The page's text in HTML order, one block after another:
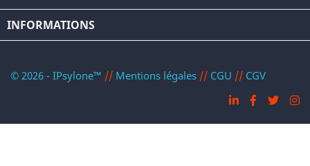
INFORMATIONS
© 2026 - IPsylone™ // Mentions légales // CGU // CGV